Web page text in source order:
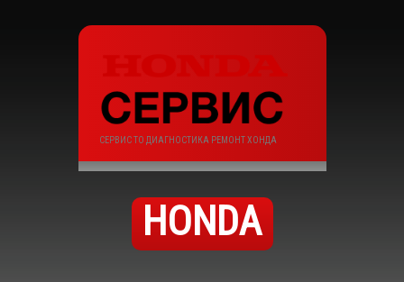
СЕРВИС ТО ДИАГНОСТИКА РЕМОНТ ХОНДА
HONDA